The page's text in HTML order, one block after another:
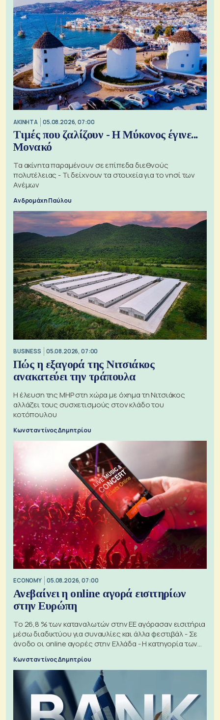
ΑΚΙΝΗΤΑ 05.08.2026, 07:00
Τιμές που ζαλίζουν - Η Μύκονος έγινε...
Μονακό
Τα ακίνητα παραμένουν σε επίπεδα διεθνούς
πολυτέλειας - Τι δείχνουν τα στοιχεία για το νησί των
Ανέμων
Ανδρομάχη Παύλου
BUSINESS 05.08.2026, 07:00
Πώς η εξαγορά της Νιτσιάκος
ανακατεύει την τράπουλα
H έλευση της MHP στη χώρα με όχημα τη Νιτσιάκος
αλλάζει τους συσχετισμούς στον κλάδο του
κοτόπουλου
Κωνσταντίνος Δημητρίου
ECONOMY 05.08.2026, 07:00
Ανεβαίνει η online αγορά εισιτηρίων
στην Ευρώπη
Το 26,8 % των καταναλωτών στην ΕΕ αγόρασαν εισιτήρια
μέσω διαδικτύου για συναυλίες και άλλα φεστιβάλ - Σε
άνοδο οι online αγορές στην Ελλάδα - Η κατηγορία των
Κωνσταντίνος Δημητρίου